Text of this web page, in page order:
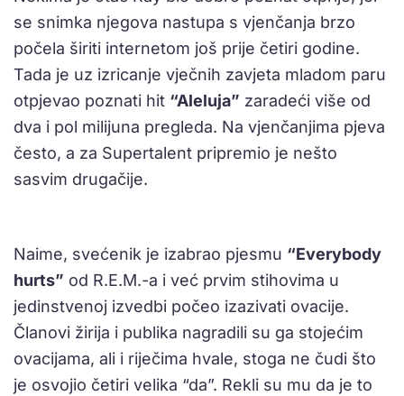
se snimka njegova nastupa s vjenčanja brzo
počela širiti internetom još prije četiri godine.
Tada je uz izricanje vječnih zavjeta mladom paru
otpjevao poznati hit “Aleluja” zaradeći više od
dva i pol milijuna pregleda. Na vjenčanjima pjeva
često, a za Supertalent pripremio je nešto
sasvim drugačije.
Naime, svećenik je izabrao pjesmu “Everybody
hurts” od R.E.M.-a i već prvim stihovima u
jedinstvenoj izvedbi počeo izazivati ovacije.
Članovi žirija i publika nagradili su ga stojećim
ovacijama, ali i riječima hvale, stoga ne čudi što
je osvojio četiri velika “da”. Rekli su mu da je to